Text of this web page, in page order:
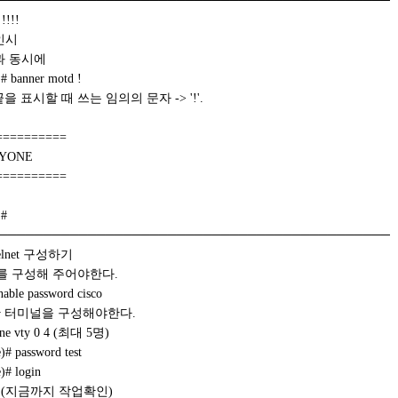
!!!!
시에
banner motd !
을 표시할 때 쓰는 임의의 문자 -> '!'.
구성하기
구성해 주어야한다.
password cisco
미널을 구성해야한다.
vty 0 4 (최대 5명)
password test
login
지금까지 작업확인)